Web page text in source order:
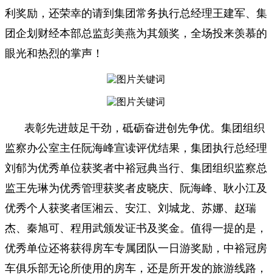
利奖励，还荣幸的请到集团常务执行总经理王建军、集
团企划财经本部总监彭美燕为其颁奖，全场投来羡慕的
眼光和热烈的掌声！
表彰先进鼓足干劲，砥砺奋进创先争优。集团组织
监察办公室主任阮海峰宣读评优结果，集团执行总经理
刘郁为优秀单位获奖者中裕冠典当行、集团组织监察总
监王先琳为优秀管理获奖者皮晓庆、阮海峰、耿小江及
优秀个人获奖者匡湘云、安江、刘城龙、苏娜、赵瑞
杰、秦旭可、程用武颁发证书及奖金。值得一提的是，
优秀单位还将获得房车专属团队一日游奖励，中裕冠房
车俱乐部无论所使用的房车，还是所开发的旅游线路，